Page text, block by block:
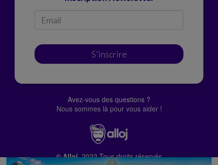
S'inscrire
Avez-vous des questions ?
Nous sommes là pour vous aider !
© Alloj.2022 Tous droits réservés